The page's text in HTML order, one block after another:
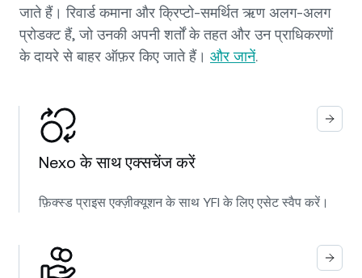
जाते हैं। रिवार्ड कमाना और क्रिप्टो-समर्थित ऋण अलग-अलग
प्रोडक्ट हैं, जो उनकी अपनी शर्तों के तहत और उन प्राधिकरणों
के दायरे से बाहर ऑफ़र किए जाते हैं। और जानें.
Nexo के साथ एक्सचेंज करें
फ़िक्स्ड प्राइस एक्ज़ीक्यूशन के साथ YFI के लिए एसेट स्वैप करें।